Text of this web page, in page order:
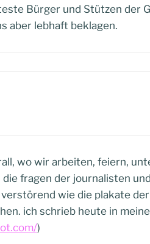
Bürger und Stützen der
aber lebhaft beklagen.
wo wir arbeiten, feiern,
fragen der journalisten
wie die plakate
ich schrieb heute in
)